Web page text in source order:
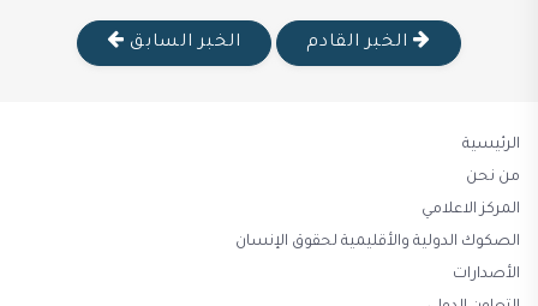
الخبر القادم الخبر السابق
الرئيسية
من نحن
المركز الاعلامي
الصكوك الدولية والأقليمية لحقوق الإنسان
الأصدارات